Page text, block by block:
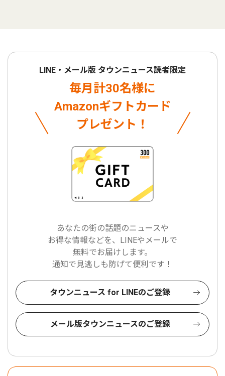
LINE・メール版 タウンニュース読者限定
毎月計30名様に
Amazonギフトカード
プレゼント！
あなたの街の話題のニュースや
お得な情報などを、LINEやメールで
無料でお届けします。
通知で見逃しも防げて便利です！
タウンニュース for LINEのご登録
メール版タウンニュースのご登録